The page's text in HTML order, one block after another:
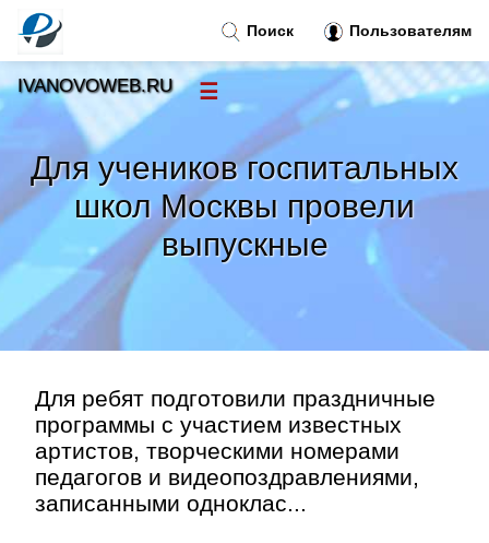
Для учеников госпитальных
школ Москвы провели
выпускные
Для ребят подготовили праздничные
программы с участием известных
артистов, творческими номерами
педагогов и видеопоздравлениями,
записанными одноклас...
Поиск Пользователям
IVANOVOWEB.RU ☰
Новости
Тренды новостей»
»
Правила »